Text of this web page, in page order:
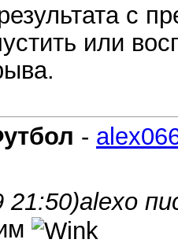
с
или
-
21:50)alexo